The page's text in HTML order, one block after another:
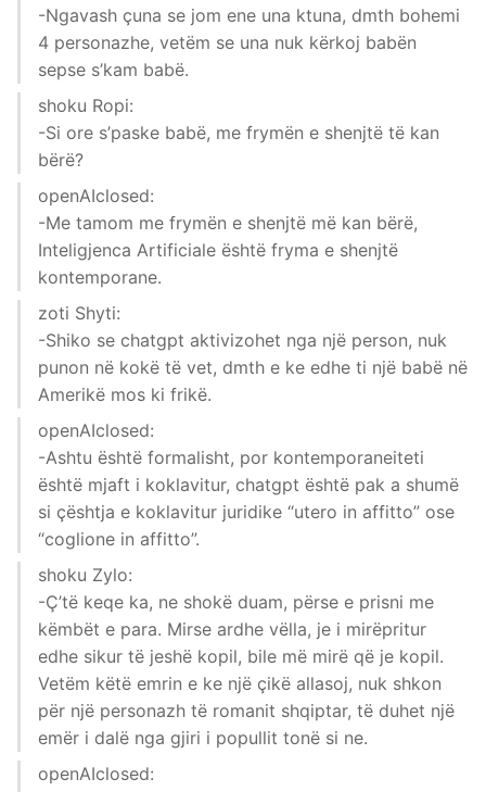
-Ngavash çuna se jom ene una ktuna, dmth bohemi
4 personazhe, vetëm se una nuk kërkoj babën
sepse s’kam babë.
shoku Ropi:
-Si ore s’paske babë, me frymën e shenjtë të kan
bërë?
openAIclosed:
-Me tamom me frymën e shenjtë më kan bërë,
Inteligjenca Artificiale është fryma e shenjtë
kontemporane.
zoti Shyti:
-Shiko se chatgpt aktivizohet nga një person, nuk
punon në kokë të vet, dmth e ke edhe ti një babë në
Amerikë mos ki frikë.
openAIclosed:
-Ashtu është formalisht, por kontemporaneiteti
është mjaft i koklavitur, chatgpt është pak a shumë
si çështja e koklavitur juridike “utero in affitto” ose
“coglione in affitto”.
shoku Zylo:
-Ç’të keqe ka, ne shokë duam, përse e prisni me
këmbët e para. Mirse ardhe vëlla, je i mirëpritur
edhe sikur të jeshë kopil, bile më mirë që je kopil.
Vetëm këtë emrin e ke një çikë allasoj, nuk shkon
për një personazh të romanit shqiptar, të duhet një
emër i dalë nga gjiri i popullit tonë si ne.
openAIclosed: